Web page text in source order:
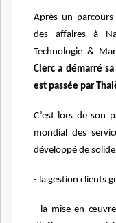
Après un
des affaires à
Technologie &
Clerc a démarré
est passée par
C’est lors de son
mondial des
développé de
- la gestion clients
- la mise en œuvre